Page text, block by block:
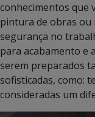
conhecimentos que
pintura de obras ou
segurança no
para acabamento e
serem preparados
sofisticadas, como:
consideradas um